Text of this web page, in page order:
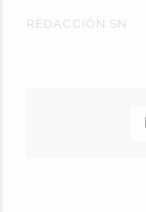
REDACCIÓN SN